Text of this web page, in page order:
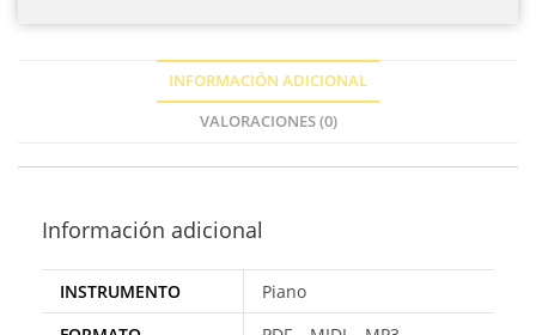
INFORMACIÓN ADICIONAL
VALORACIONES (0)
Información adicional
INSTRUMENTO
Piano